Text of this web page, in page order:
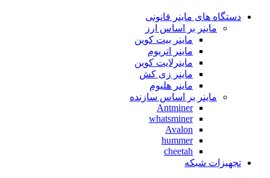
دستگاه های ماینر قانونی
ماینر بر اساس ارز
ماینر بیت کوین
ماینر اتریوم
ماینرلایت کوین
ماینر زی کش
ماینر هلیوم
ماینر بر اساس سازنده
Antminer
whatsminer
Avalon
hummer
cheetah
تجهیزات شبکه